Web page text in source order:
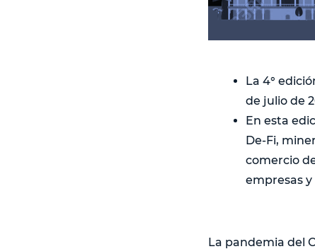
La 4°
de julio de
En esta
De-Fi,
comercio
empresas
La pandemia del